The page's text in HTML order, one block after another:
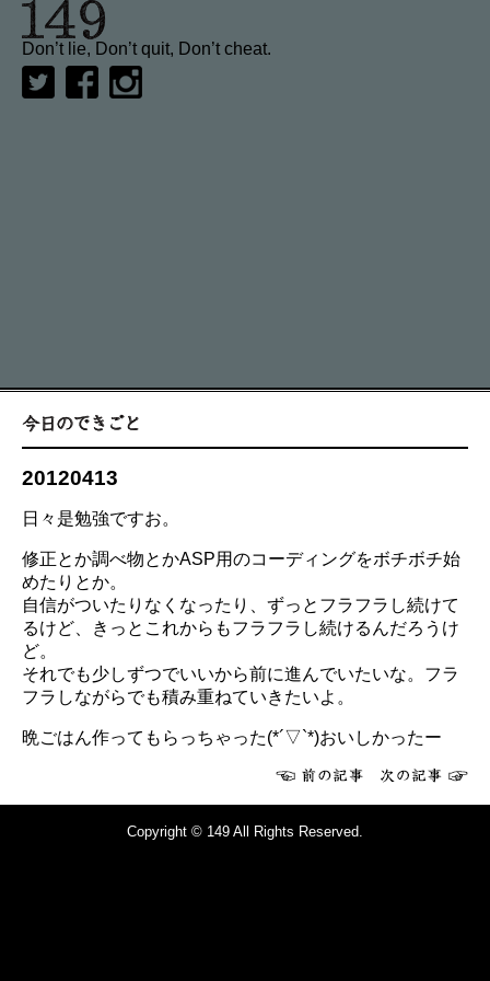
Don’t lie, Don’t quit, Don’t cheat.
20120413
日々是勉強ですお。
修正とか調べ物とかASP用のコーディングをボチボチ始
めたりとか。
自信がついたりなくなったり、ずっとフラフラし続けて
るけど、きっとこれからもフラフラし続けるんだろうけ
ど。
それでも少しずつでいいから前に進んでいたいな。フラ
フラしながらでも積み重ねていきたいよ。
晩ごはん作ってもらっちゃった(*´▽`*)おいしかったー
Copyright © 149 All Rights Reserved.